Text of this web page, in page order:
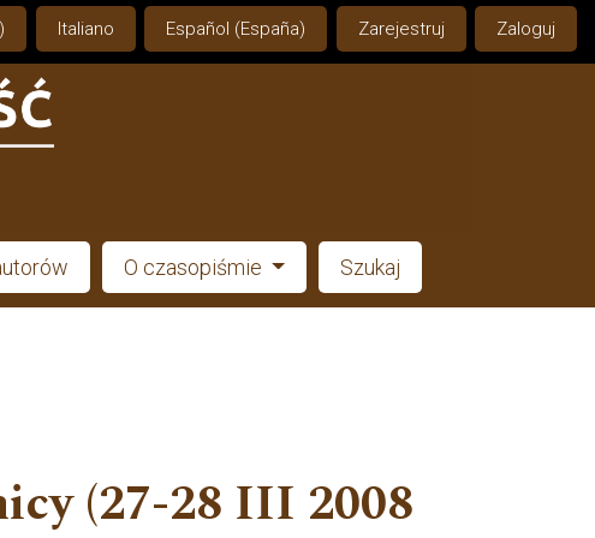
Italiano Español (España) Zarejestruj Zaloguj
O czasopiśmie Szukaj
(27-28 III 2008